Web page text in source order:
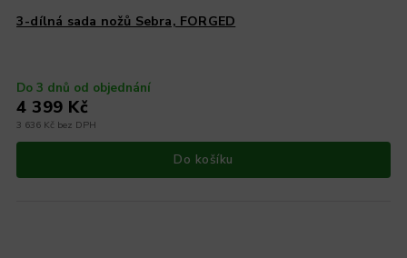
3-dílná sada nožů Sebra, FORGED
Do 3 dnů od objednání
3 636 Kč bez DPH
4 399 Kč
Do košíku